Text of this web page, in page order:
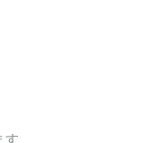
す